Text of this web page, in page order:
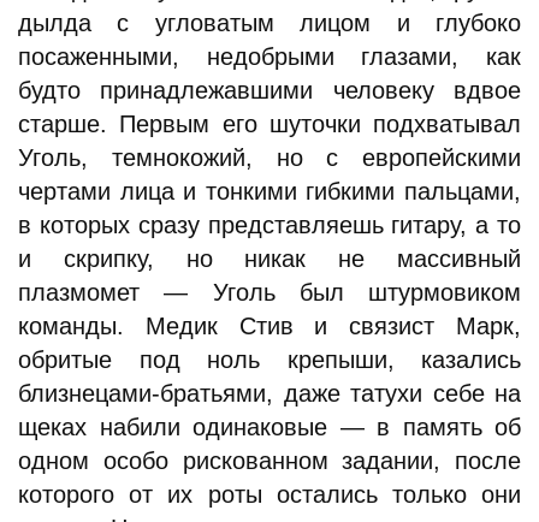
дылда с угловатым лицом и глубоко
посаженными, недобрыми глазами, как
будто принадлежавшими человеку вдвое
старше. Первым его шуточки подхватывал
Уголь, темнокожий, но с европейскими
чертами лица и тонкими гибкими пальцами,
в которых сразу представляешь гитару, а то
и скрипку, но никак не массивный
плазмомет — Уголь был штурмовиком
команды. Медик Стив и связист Марк,
обритые под ноль крепыши, казались
близнецами-братьями, даже татухи себе на
щеках набили одинаковые — в память об
одном особо рискованном задании, после
которого от их роты остались только они